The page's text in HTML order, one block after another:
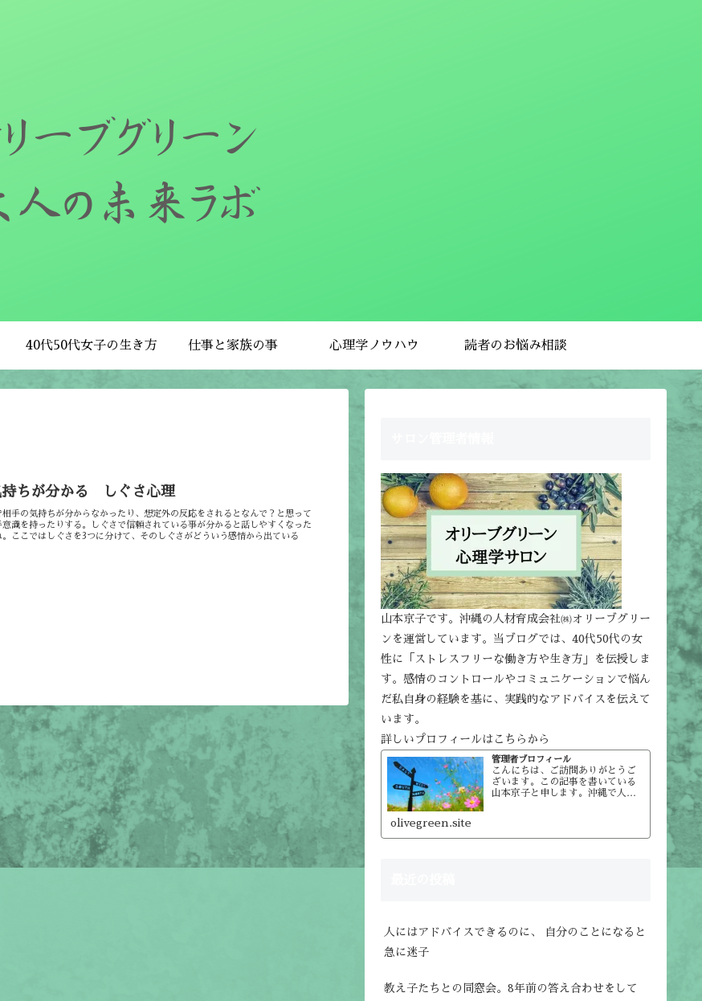
40代50代女子の生き方 仕事と家族の事 心理学ノウハウ 読者のお悩み相談
持ちが分かる しぐさ心理
相手の気持ちが分からなかったり、想定外の反応をされるとなんで？と思って
意識を持ったりする。しぐさで信頼されている事が分かると話しやすくなった
。ここではしぐさを3つに分けて、そのしぐさがどういう感情から出ている
山本京子です。沖縄の人材育成会社㈱オリーブグリー
ンを運営しています。当ブログでは、40代50代の女
性に「ストレスフリーな働き方や生き方」を伝授しま
す。感情のコントロールやコミュニケーションで悩ん
だ私自身の経験を基に、実践的なアドバイスを伝えて
います。
詳しいプロフィールはこちらから
管理者プロフィール
こんにちは、ご訪問ありがとうご
ざいます。この記事を書いている
山本京子と申します。沖縄で人材
ーン取締役社長。主に企業・団体
olivegreen.site
人にはアドバイスできるのに、 自分のことになると
急に迷子
教え子たちとの同窓会。8年前の答え合わせをして